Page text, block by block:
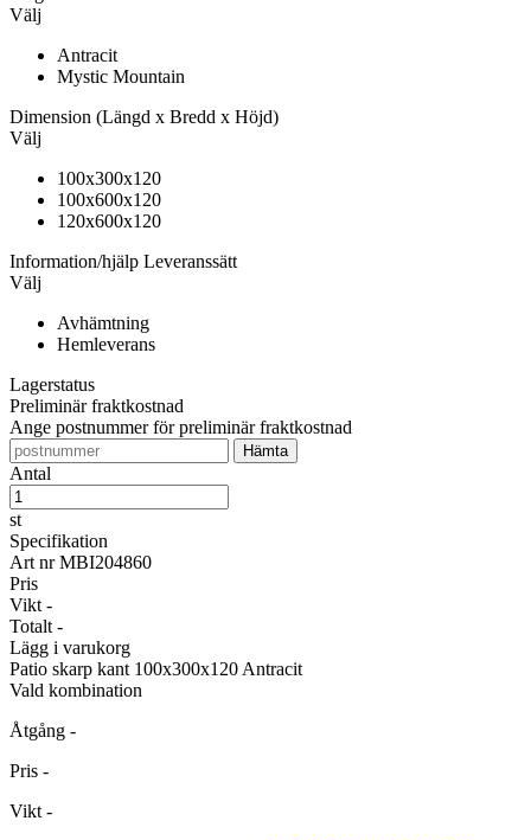
Välj
Antracit
Mystic Mountain
Dimension (Längd x Bredd x Höjd)
Välj
100x300x120
100x600x120
120x600x120
Information/hjälp Leveranssätt
Välj
Avhämtning
Hemleverans
Lagerstatus
Preliminär fraktkostnad
Ange postnummer för preliminär fraktkostnad
Antal
st
Specifikation
Art nr MBI204860
Pris
Vikt -
Totalt -
Lägg i varukorg
Patio skarp kant 100x300x120 Antracit
Vald kombination
Åtgång -
Pris -
Vikt -